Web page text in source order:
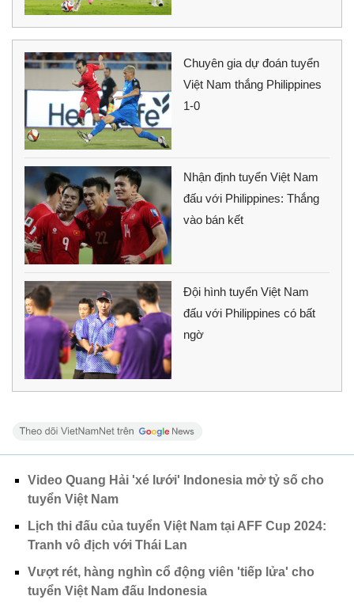
Chuyên gia dự đoán tuyển
Việt Nam thắng Philippines
1-0
Nhận định tuyển Việt Nam
đấu với Philippines: Thắng
vào bán kết
Đội hình tuyển Việt Nam
đấu với Philippines có bất
ngờ
Video Quang Hải 'xé lưới' Indonesia mở tỷ số cho
tuyển Việt Nam
Lịch thi đấu của tuyển Việt Nam tại AFF Cup 2024:
Tranh vô địch với Thái Lan
Vượt rét, hàng nghìn cổ động viên 'tiếp lửa' cho
tuyển Việt Nam đấu Indonesia